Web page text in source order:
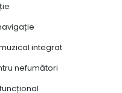
integrat
nefumători